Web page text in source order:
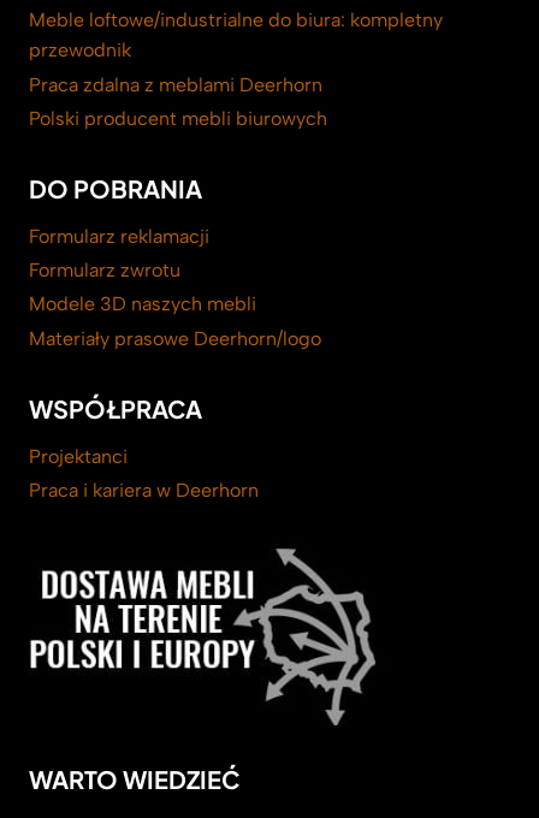
Meble loftowe/industrialne do biura: kompletny
przewodnik
Praca zdalna z meblami Deerhorn
Polski producent mebli biurowych
DO POBRANIA
Formularz reklamacji
Formularz zwrotu
Modele 3D naszych mebli
Materiały prasowe Deerhorn/logo
WSPÓŁPRACA
Projektanci
Praca i kariera w Deerhorn
WARTO WIEDZIEĆ